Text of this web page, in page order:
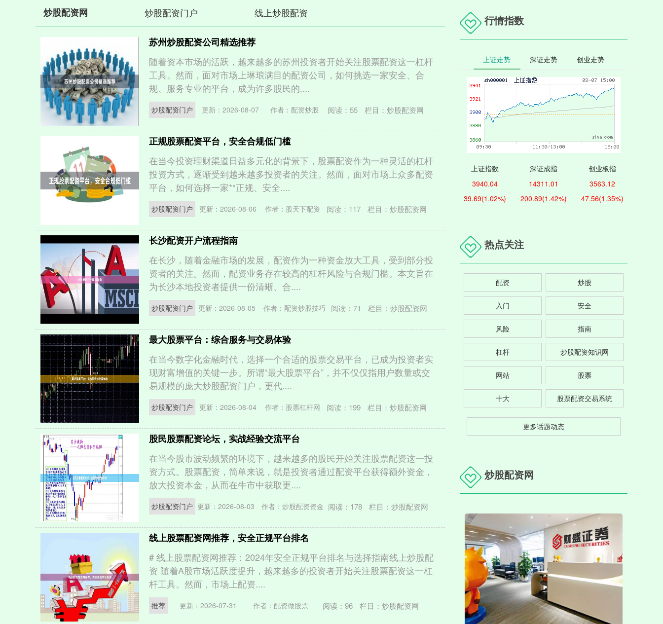
炒股配资网 炒股配资门户 线上炒股配资
苏州炒股配资公司精选推荐
随着资本市场的活跃，越来越多的苏州投资者开始关注股票配资这一杠杆
工具。然而，面对市场上琳琅满目的配资公司，如何挑选一家安全、合
规、服务专业的平台，成为许多股民的....
炒股配资门户 更新：2026-08-07 作者：配资炒股 阅读： 55 栏目： 炒股配资网
正规股票配资平台，安全合规低门槛
在当今投资理财渠道日益多元化的背景下，股票配资作为一种灵活的杠杆
投资方式，逐渐受到越来越多投资者的关注。然而，面对市场上众多配资
平台，如何选择一家**正规、安全....
炒股配资门户 更新：2026-08-06 作者：股天下配资 阅读： 117 栏目： 炒股配资网
长沙配资开户流程指南
在长沙，随着金融市场的发展，配资作为一种资金放大工具，受到部分投
资者的关注。然而，配资业务存在较高的杠杆风险与合规门槛。本文旨在
为长沙本地投资者提供一份清晰、合....
炒股配资门户 更新：2026-08-05 作者：配资炒股技巧 阅读： 71 栏目： 炒股配资网
最大股票平台：综合服务与交易体验
在当今数字化金融时代，选择一个合适的股票交易平台，已成为投资者实
现财富增值的关键一步。所谓“最大股票平台”，并不仅仅指用户数量或交
易规模的庞大炒股配资门户，更代....
炒股配资门户 更新：2026-08-04 作者：股票杠杆网 阅读： 199 栏目： 炒股配资网
股民股票配资论坛，实战经验交流平台
在当今股市波动频繁的环境下，越来越多的股民开始关注股票配资这一投
资方式。股票配资，简单来说，就是投资者通过配资平台获得额外资金，
放大投资本金，从而在牛市中获取更....
炒股配资门户 更新：2026-08-03 作者：炒股配资资金 阅读： 178 栏目： 炒股配资网
线上股票配资网推荐，安全正规平台排名
# 线上股票配资网推荐：2024年安全正规平台排名与选择指南线上炒股配
资 随着A股市场活跃度提升，越来越多的投资者开始关注股票配资这一杠
杆工具。然而，市场上配资....
推荐 更新：2026-07-31 作者：配资做股票 阅读： 96 栏目： 炒股配资网
行情指数
上证走势 深证走势 创业走势
上证指数
3940.04
39.69(1.02%)
深证成指
14311.01
200.89(1.42%)
创业板指
3563.12
47.56(1.35%)
热点关注
配资 炒股
入门 安全
风险 指南
杠杆 炒股配资知识网
网站 股票
十大 股票配资交易系统
更多话题动态
炒股配资网